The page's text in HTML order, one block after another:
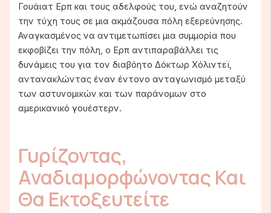
Γουάιατ Ερπ και τους αδελφούς του, ενώ αναζητούν
την τύχη τους σε μια ακμάζουσα πόλη εξερεύνησης.
Αναγκασμένος να αντιμετωπίσει μια συμμορία που
εκφοβίζει την πόλη, ο Ερπ αντιπαραβάλλει τις
δυνάμεις του για τον διαβόητο Δόκτωρ Χόλιντεϊ,
αντανακλώντας έναν έντονο ανταγωνισμό μεταξύ
των αστυνομικών και των παράνομων στο
αμερικανικό γουέστερν.
Γυρίζοντας,
Αναδιαμορφώνοντας Και
Θα Εκτοξευτείτε